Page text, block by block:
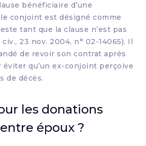
bénéficiaire d’une
le conjoint est désigné comme
tant que la clause n’est pas
civ., 23 nov. 2004, n° 02-14065). Il
de revoir son contrat après
éviter qu’un ex-conjoint perçoive
de décès.
les donations
époux ?